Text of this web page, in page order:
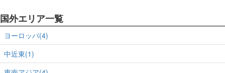
国外エリア一覧
ヨーロッパ(4)
中近東(1)